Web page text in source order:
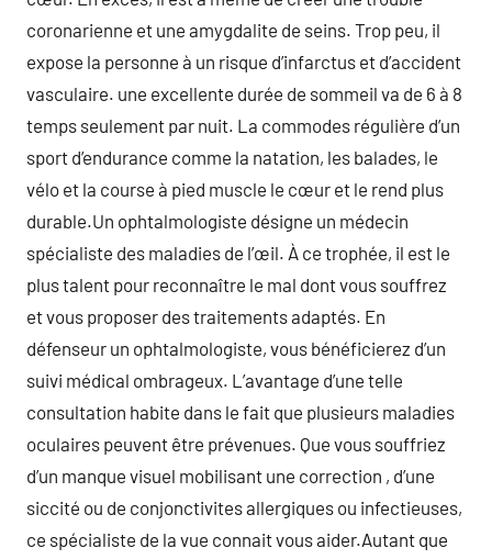
coronarienne et une amygdalite de seins. Trop peu, il
expose la personne à un risque d’infarctus et d’accident
vasculaire. une excellente durée de sommeil va de 6 à 8
temps seulement par nuit. La commodes régulière d’un
sport d’endurance comme la natation, les balades, le
vélo et la course à pied muscle le cœur et le rend plus
durable.Un ophtalmologiste désigne un médecin
spécialiste des maladies de l’œil. À ce trophée, il est le
plus talent pour reconnaître le mal dont vous souffrez
et vous proposer des traitements adaptés. En
défenseur un ophtalmologiste, vous bénéficierez d’un
suivi médical ombrageux. L’avantage d’une telle
consultation habite dans le fait que plusieurs maladies
oculaires peuvent être prévenues. Que vous souffriez
d’un manque visuel mobilisant une correction , d’une
siccité ou de conjonctivites allergiques ou infectieuses,
ce spécialiste de la vue connait vous aider.Autant que